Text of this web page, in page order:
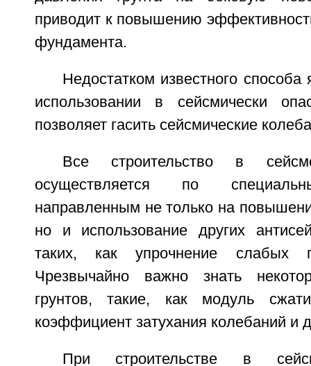
приводит к повышению
фундамента.
Недостатком известного способа
использовании в сейсмически
позволяет гасить сейсмические
Все строительство в
осуществляется по
направленным не только на
но и использование других
таких, как упрочнение слабых
Чрезвычайно важно знать
грунтов, такие, как модуль
коэффициент затухания колебаний и
При строительстве в